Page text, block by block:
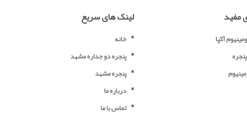
مفید
آکپا
لینک های سریع
خانه
پنجره دو جداره مشهد
پنجره مشهد
درباره ما
تماس با ما